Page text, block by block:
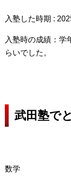
入塾した時期 :
入塾時の成績：学
らいでした。
武田塾で
数学